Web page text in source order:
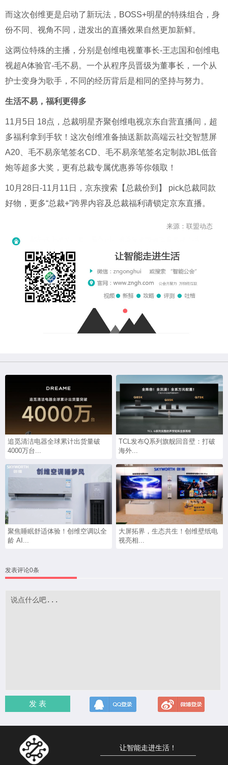
而这次创维更是启动了新玩法， BOSS+明星的特殊组合，身
份不同、视角不同，迸发出的直播效果自然更加新鲜。
这两位特殊的主播，分别是创维电视董事长-王志国和创维电
视超A体验官-毛不易。一个从程序员晋级为董事长，一个从
护士变身为歌手，不同的经历背后是相同的坚持与努力。
生活不易，福利更得多
11月 5日 18点，总裁明星齐聚创维电视京东自营直播间，超
多福利拿到手软！这次创维准备抽送新款高端云社交智慧屏
A20 、毛不易亲笔签名CD 、毛不易亲笔签名定制款JBL低音
炮等超多大奖，更有总裁专属优惠券等你领取！
10月 28日 -11 月 11 日，京东搜索【总裁价到】 pick总裁同款
好物，更多“总裁+”跨界内容及总裁福利请锁定京东直播。
来源：联盟动态
追觅清洁电器全球累计出货量破
4000万台...
TCL发布Q系列旗舰回音壁：打破
海外...
聚焦睡眠舒适体验！创维空调以全
龄 AI...
大屏拓界，生态共生！创维壁纸电
视亮相...
发表评论0条
发 表
让智能走进生活！